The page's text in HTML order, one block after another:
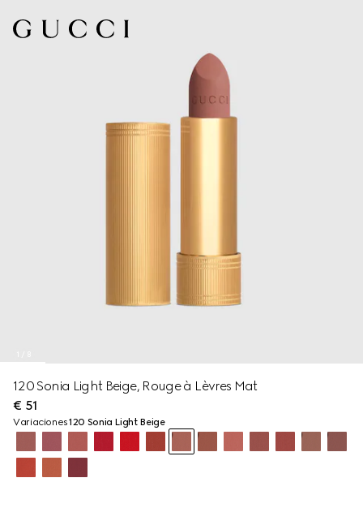
8
120 Sonia Light Beige, Rouge à Lèvres Mat
€ 51
Variaciones120 Sonia Light Beige